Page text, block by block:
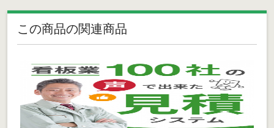
この商品の関連商品